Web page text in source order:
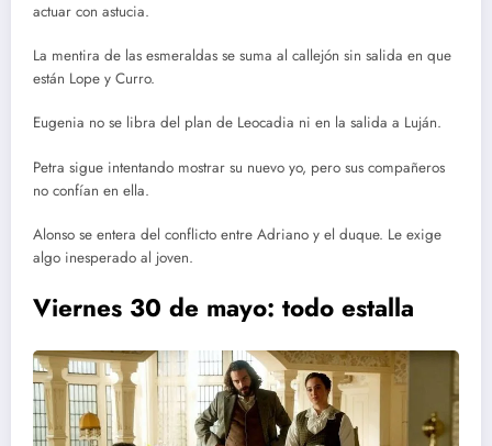
actuar con astucia.
La mentira de las esmeraldas se suma al callejón sin salida en que
están Lope y Curro.
Eugenia no se libra del plan de Leocadia ni en la salida a Luján.
Petra sigue intentando mostrar su nuevo yo, pero sus compañeros
no confían en ella.
Alonso se entera del conflicto entre Adriano y el duque. Le exige
algo inesperado al joven.
Viernes 30 de mayo: todo estalla